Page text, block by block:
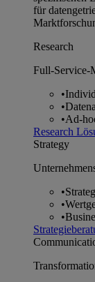
für
Research
Full-Service-
•
•
•Ad-
Research
Strategy
•
•
•